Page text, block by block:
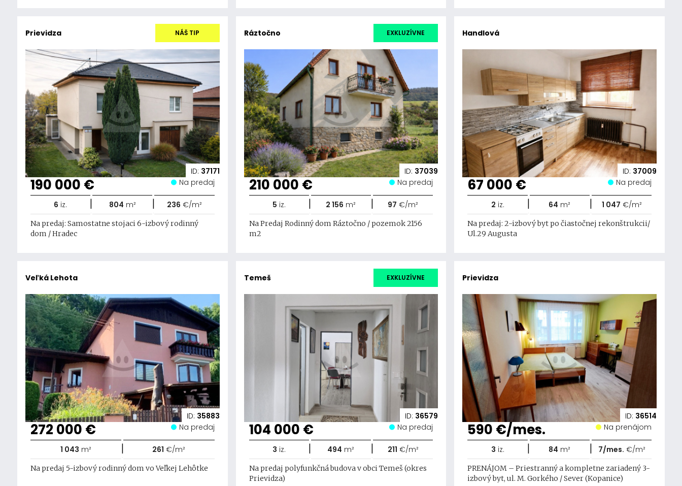
Prievidza NÁŠ TIP
ID: 37171
190 000 € Na predaj
6 iz. | 804 m² | 236 €/m²
Na predaj: Samostatne stojaci 6-izbový rodinný
dom / Hradec
Ráztočno EXKLUZÍVNE
ID: 37039
210 000 € Na predaj
5 iz. | 2 156 m² | 97 €/m²
Na Predaj Rodinný dom Ráztočno / pozemok 2156
m2
Handlová
ID: 37009
67 000 € Na predaj
2 iz. | 64 m² | 1 047 €/m²
Na predaj: 2-izbový byt po čiastočnej rekonštrukcii/
Ul.29 Augusta
Veľká Lehota
ID: 35883
272 000 € Na predaj
1 043 m² | 261 €/m²
Na predaj 5-izbový rodinný dom vo Veľkej Lehôtke
Temeš EXKLUZÍVNE
ID: 36579
104 000 € Na predaj
3 iz. | 494 m² | 211 €/m²
Na predaj polyfunkčná budova v obci Temeš (okres
Prievidza)
Prievidza
ID: 36514
590 €/mes. Na prenájom
3 iz. | 84 m² | 7/mes. €/m²
PRENÁJOM – Priestranný a kompletne zariadený 3-
izbový byt, ul. M. Gorkého / Sever (Kopanice)